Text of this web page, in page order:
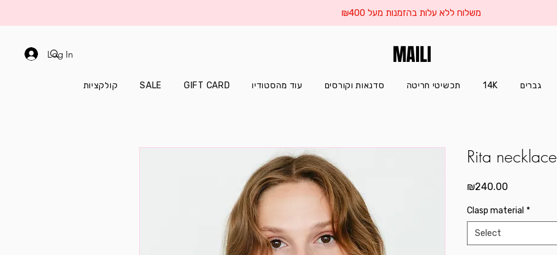
משלוח ללא עלות בהזמנות מעל ₪400
Log In MAILI
קולקציות SALE GIFT CARD עוד מהסטודיו סדנאות וקורסים תכשיטי חריטה 14K גברים
Rita necklace
₪240.00
Clasp material *
Select